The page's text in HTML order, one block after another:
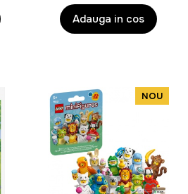
pentru a incuraja un stil
bebelusi, precum si multe
aniversari, sarbatori sau
produse care imbina
armonioasa a copilului, oferind
avantajoase.
de
si ofera celor mici
Adauga in cos
NOU